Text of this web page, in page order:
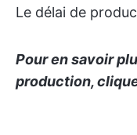
Le délai de
Pour en savoir
production,